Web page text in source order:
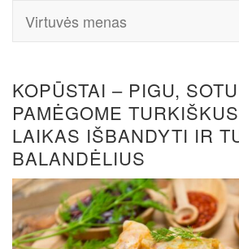
Virtuvės menas
KOPŪSTAI – PIGU,
PAMĖGOME
LAIKAS IŠBANDYTI IR
BALANDĖLIUS